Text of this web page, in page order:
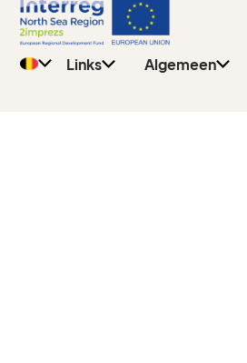
Links
Contact
Algemeen
Leerlingen